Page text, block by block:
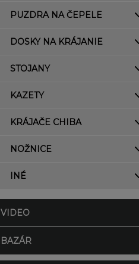
PUZDRA NA ČEPELE
DOSKY NA KRÁJANIE
STOJANY
KAZETY
KRÁJAČE CHIBA
NOŽNICE
INÉ
VIDEO
BAZÁR